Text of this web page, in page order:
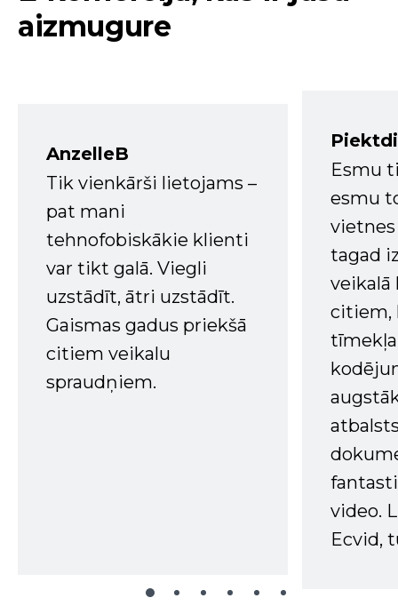
aizmugure
AnzelleB
Tik vienkārši lietojams –
pat mani
tehnofobiskākie klienti
var tikt galā. Viegli
uzstādīt, ātri uzstādīt.
Gaismas gadus priekšā
citiem veikalu
spraudņiem.
Esmu
esmu
tagad
veikalā
citiem,
tīmekļa
video.
Ecvid,